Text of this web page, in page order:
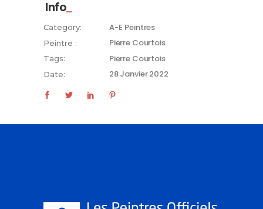
Info
Category: A-E Peintres
Peintre : Pierre Courtois
Tags: Pierre Courtois
Date: 28 Janvier 2022